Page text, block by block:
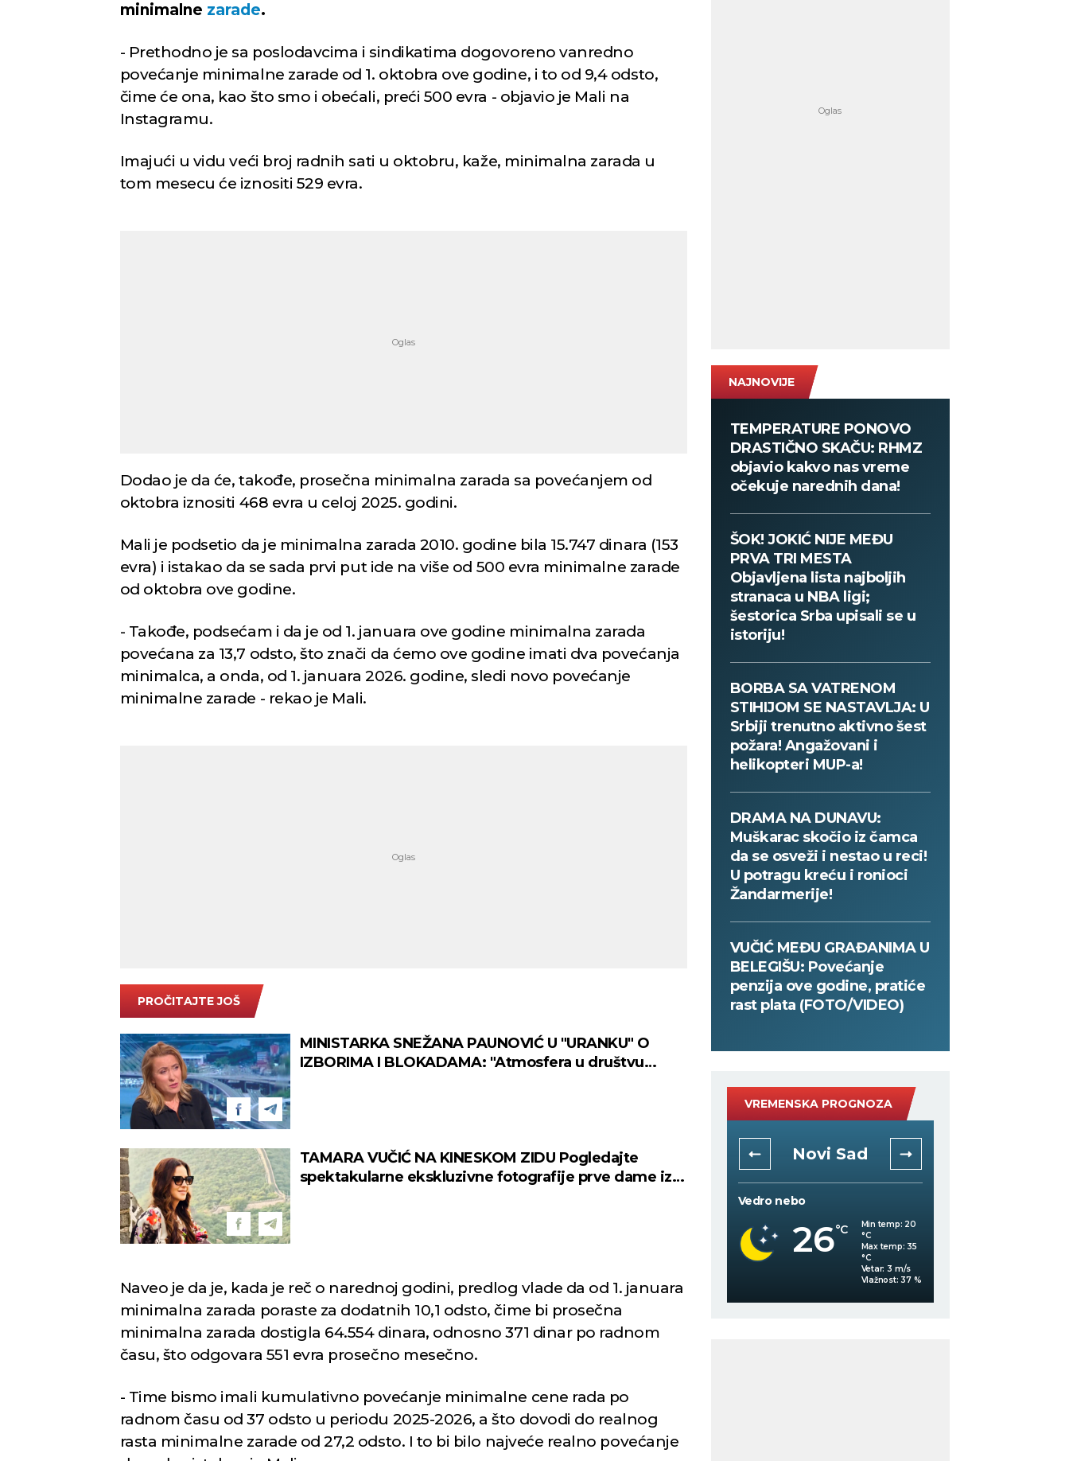
minimalne zarade.
- Prethodno je sa poslodavcima i sindikatima dogovoreno vanredno
povećanje minimalne zarade od 1. oktobra ove godine, i to od 9,4 odsto,
čime će ona, kao što smo i obećali, preći 500 evra - objavio je Mali na
Instagramu.
Imajući u vidu veći broj radnih sati u oktobru, kaže, minimalna zarada u
tom mesecu će iznositi 529 evra.
Dodao je da će, takođe, prosečna minimalna zarada sa povećanjem od
oktobra iznositi 468 evra u celoj 2025. godini.
Mali je podsetio da je minimalna zarada 2010. godine bila 15.747 dinara (153
evra) i istakao da se sada prvi put ide na više od 500 evra minimalne zarade
od oktobra ove godine.
- Takođe, podsećam i da je od 1. januara ove godine minimalna zarada
povećana za 13,7 odsto, što znači da ćemo ove godine imati dva povećanja
minimalca, a onda, od 1. januara 2026. godine, sledi novo povećanje
minimalne zarade - rekao je Mali.
PROČITAJTE JOŠ
MINISTARKA SNEŽANA PAUNOVIĆ U "URANKU" O
IZBORIMA I BLOKADAMA: "Atmosfera u društvu
TAMARA VUČIĆ NA KINESKOM ZIDU Pogledajte
spektakularne ekskluzivne fotografije prve dame iz
Naveo je da je, kada je reč o narednoj godini, predlog vlade da od 1. januara
minimalna zarada poraste za dodatnih 10,1 odsto, čime bi prosečna
minimalna zarada dostigla 64.554 dinara, odnosno 371 dinar po radnom
času, što odgovara 551 evra prosečno mesečno.
- Time bismo imali kumulativno povećanje minimalne cene rada po
radnom času od 37 odsto u periodu 2025-2026, a što dovodi do realnog
rasta minimalne zarade od 27,2 odsto. I to bi bilo najveće realno povećanje
NAJNOVIJE
TEMPERATURE PONOVO
DRASTIČNO SKAČU: RHMZ
objavio kakvo nas vreme
očekuje narednih dana!
ŠOK! JOKIĆ NIJE MEĐU
PRVA TRI MESTA
Objavljena lista najboljih
stranaca u NBA ligi;
šestorica Srba upisali se u
istoriju!
BORBA SA VATRENOM
STIHIJOM SE NASTAVLJA: U
Srbiji trenutno aktivno šest
požara! Angažovani i
helikopteri MUP-a!
DRAMA NA DUNAVU:
Muškarac skočio iz čamca
da se osveži i nestao u reci!
U potragu kreću i ronioci
Žandarmerije!
VUČIĆ MEĐU GRAĐANIMA U
BELEGIŠU: Povećanje
penzija ove godine, pratiće
rast plata (FOTO/VIDEO)
VREMENSKA PROGNOZA
Novi Sad
Vedro nebo
26°C Min temp:20
°C
Max temp:35
Vlažnost:
Niš
Vlažnost:
45
Beograd Novi Sad
Vedro nebo
26°C Min temp: 20
°C
Max temp: 35
°C
Vetar: 3 m/s
Vlažnost: 37 %